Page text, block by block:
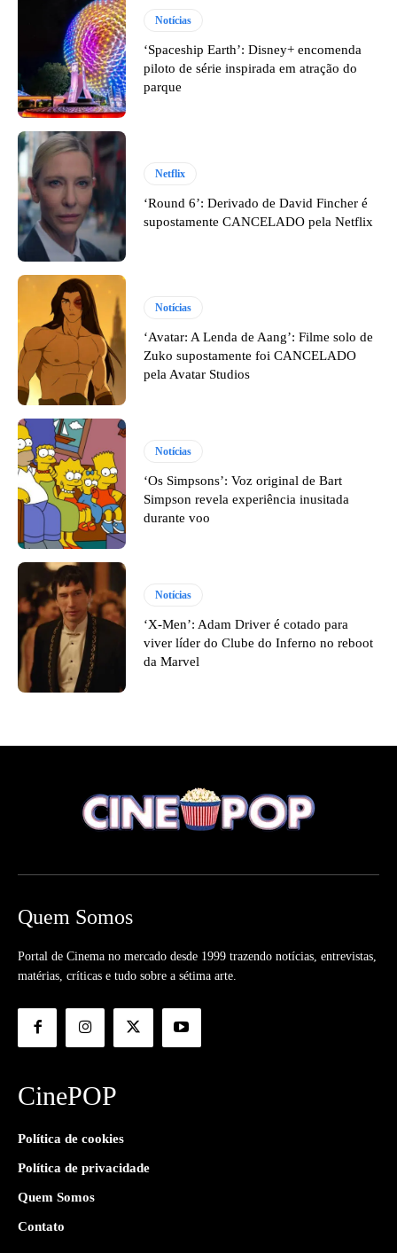
Notícias
‘Spaceship Earth’: Disney+ encomenda
piloto de série inspirada em atração do
parque
Netflix
‘Round 6’: Derivado de David Fincher é
supostamente CANCELADO pela Netflix
Notícias
‘Avatar: A Lenda de Aang’: Filme solo de
Zuko supostamente foi CANCELADO
pela Avatar Studios
Notícias
‘Os Simpsons’: Voz original de Bart
Simpson revela experiência inusitada
durante voo
Notícias
‘X-Men’: Adam Driver é cotado para
viver líder do Clube do Inferno no reboot
da Marvel
Quem Somos
Portal de Cinema no mercado desde 1999 trazendo notícias, entrevistas,
matérias, críticas e tudo sobre a sétima arte.
CinePOP
Política de cookies
Política de privacidade
Quem Somos
Contato